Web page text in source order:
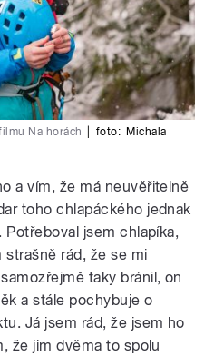
Na horách foto: Michala
a vím, že má neuvěřitelně
toho chlapáckého jednak
jsem chlapíka,
strašně rád, že se mi
taky bránil, on
a stále pochybuje o
Já jsem rád, že jsem ho
že jim dvěma to spolu